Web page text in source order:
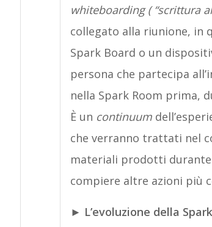
whiteboarding ( “scrittura
collegato alla riunione, in
Spark Board o un
persona che partecipa
nella Spark Room prima,
È un continuum
che verranno trattati nel
materiali prodotti durante
compiere altre azioni più
► L’evoluzione della